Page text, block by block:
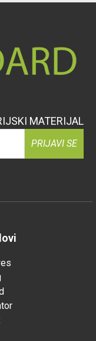
MATERIJAL
PRIJAVI SE